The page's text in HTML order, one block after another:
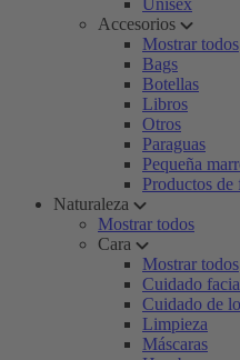
Unisex
Accesorios
Mostrar todos
Bags
Botellas
Libros
Otros
Paraguas
Pequeña
Productos
Naturaleza
Mostrar todos
Cara
Mostrar todos
Cuidado
Cuidado de
Limpieza
Máscaras